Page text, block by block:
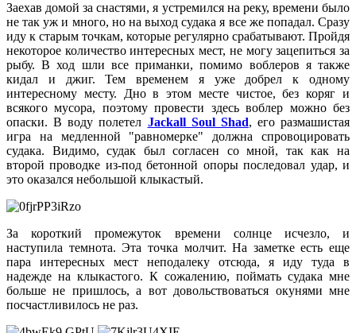
Заехав домой за снастями, я устремился на реку, времени было
не так уж и много, но на выход судака я все же попадал. Сразу
иду к старым точкам, которые регулярно срабатывают. Пройдя
некоторое количество интересных мест, не могу зацепиться за
рыбу. В ход шли все приманки, помимо воблеров я также
кидал и джиг. Тем временем я уже добрел к одному
интересному месту. Дно в этом месте чистое, без коряг и
всякого мусора, поэтому провести здесь воблер можно без
опаски. В воду полетел Jackall Soul Shad, его размашистая
игра на медленной "равномерке" должна спровоцировать
судака. Видимо, судак был согласен со мной, так как на
второй проводке из-под бетонной опоры последовал удар, и
это оказался небольшой клыкастый.
За короткий промежуток времени солнце исчезло, и
наступила темнота. Эта точка молчит. На заметке есть еще
пара интересных мест неподалеку отсюда, я иду туда в
надежде на клыкастого. К сожалению, поймать судака мне
больше не пришлось, а вот довольствоваться окунями мне
посчастливилось не раз.